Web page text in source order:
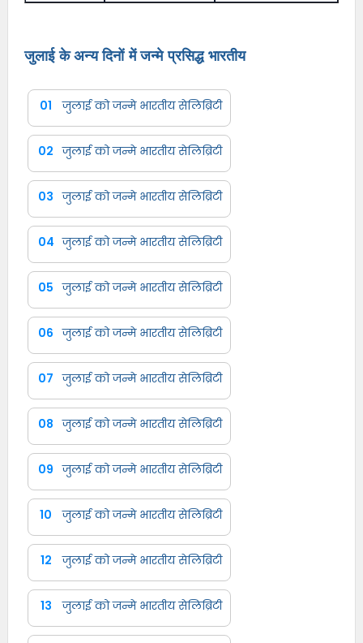
जुलाई के अन्य दिनों में जन्मे प्रसिद्ध भारतीय
01 जुलाई को जन्मे भारतीय सेलिब्रिटी
02 जुलाई को जन्मे भारतीय सेलिब्रिटी
03 जुलाई को जन्मे भारतीय सेलिब्रिटी
04 जुलाई को जन्मे भारतीय सेलिब्रिटी
05 जुलाई को जन्मे भारतीय सेलिब्रिटी
06 जुलाई को जन्मे भारतीय सेलिब्रिटी
07 जुलाई को जन्मे भारतीय सेलिब्रिटी
08 जुलाई को जन्मे भारतीय सेलिब्रिटी
09 जुलाई को जन्मे भारतीय सेलिब्रिटी
10 जुलाई को जन्मे भारतीय सेलिब्रिटी
12 जुलाई को जन्मे भारतीय सेलिब्रिटी
13 जुलाई को जन्मे भारतीय सेलिब्रिटी